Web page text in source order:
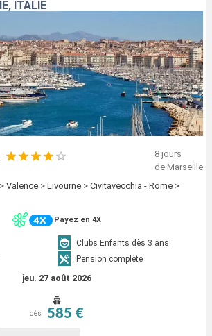
ITALIE
8 jours
de Marseille
Valence > Livourne > Civitavecchia - Rome >
Payez en 4X
Clubs Enfants dès 3 ans
Pension complète
jeu. 27 août 2026
dès 585 €